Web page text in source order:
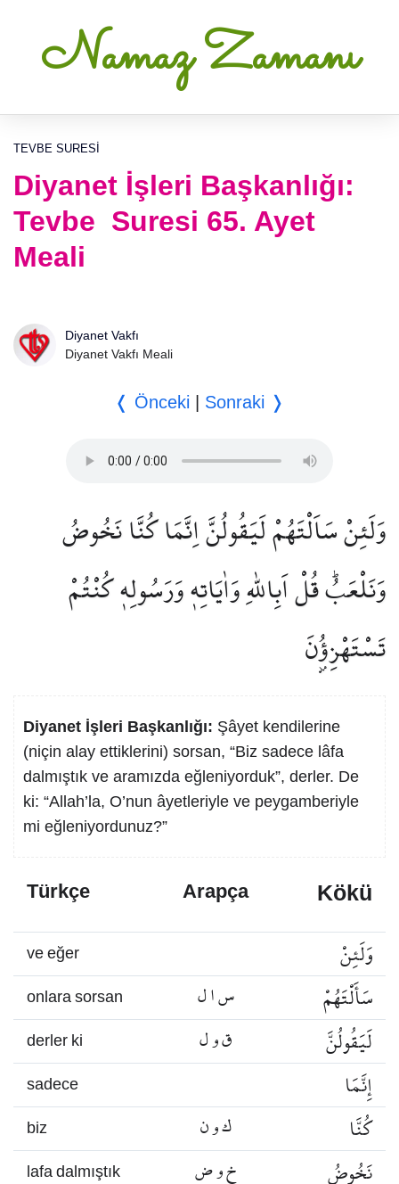
Namaz Zamanı
TEVBE SURESI
Diyanet İşleri Başkanlığı:
Tevbe Suresi 65. Ayet
Meali
Diyanet Vakfı
Diyanet Vakfı Meali
❬ Önceki Sonraki ❭
وَلَئِنْ سَاَلْتَهُمْ لَيَقُولُنَّ اِنَّمَا كُنَّا نَخُوضُ
وَنَلْعَبُۜ قُلْ اَبِاللّٰهِ وَاٰيَاتِه۪ وَرَسُولِه۪ كُنْتُمْ
تَسْتَهْزِؤُ۫نَ
Diyanet İşleri Başkanlığı: Şâyet kendilerine
(niçin alay ettiklerini) sorsan, “Biz sadece lâfa
dalmıştık ve aramızda eğleniyorduk”, derler. De
ki: “Allah’la, O’nun âyetleriyle ve peygamberiyle
mi eğleniyordunuz?”
Türkçe Arapça Kökü
ve eğer وَلَئِنْ
onlara sorsan س ا ل سَأَلْتَهُمْ
derler ki ق و ل لَيَقُولُنَّ
sadece إِنَّمَا
biz ك و ن كُنَّا
lafa dalmıştık خ و ض نَخُوضُ